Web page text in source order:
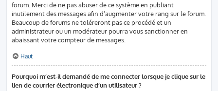
forum. Merci de ne pas abuser de ce système en publiant
inutilement des messages afin d’augmenter votre rang sur le forum.
Beaucoup de forums ne toléreront pas ce procédé et un
administrateur ou un modérateur pourra vous sanctionner en
abaissant votre compteur de messages.
Haut
Pourquoi m’est-il demandé de me connecter lorsque je clique sur le
lien de courrier électronique d’un utilisateur ?